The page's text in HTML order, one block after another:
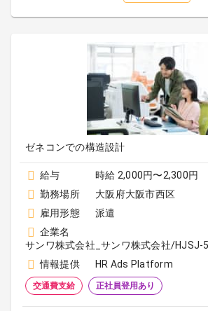
ゼネコンでの構造設計
給与
時給 2,000円〜2,300円
勤務場所
大阪府大阪市西区
雇用形態
派遣
企業名
サンワ株式会社_サンワ株式会社/HJSJ-
情報提供
HR Ads Platform
交通費支給 正社員登用あり